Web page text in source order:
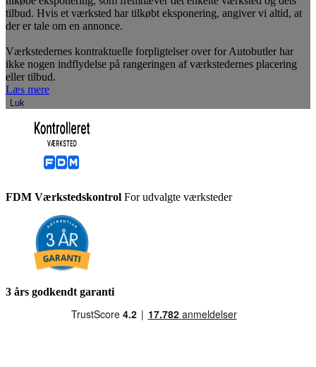
tilbud. Hvis et værksted har tilkøbt eksponering, angiver vi altid, at
der er tale om en annonce.
Værkstedernes kontraktuelle forpligtelser over for Autobutler har
ikke nogen indflydelse på rangeringen af værkstedernes placering
eller tilbud.
Læs mere
Luk
FDM Værkstedskontrol For udvalgte værksteder
3 års godkendt garanti